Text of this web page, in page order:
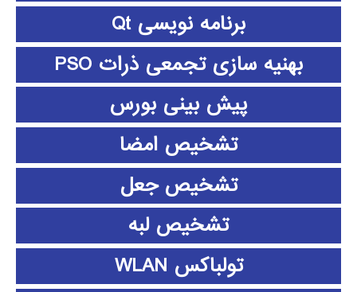
برنامه نویسی Qt
بهنیه سازی تجمعی ذرات PSO
پیش بینی بورس
تشخیص امضا
تشخیص جعل
تشخیص لبه
تولباکس WLAN